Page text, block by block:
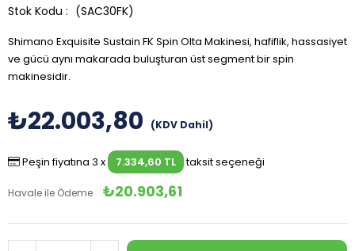
(SAC30FK)
Shimano Exquisite Sustain FK Spin Olta Makinesi, hafiflik, hassasiyet
ve gücü aynı makarada buluşturan üst segment bir spin
makinesidir.
₺22.003,80 (KDV Dahil)
Peşin fiyatına 3 x 7.334,60 TL taksit seçeneği
Havale ile Ödeme ₺20.903,61